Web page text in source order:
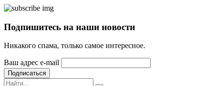
Подпишитесь на наши новости
Никакого спама, только самое интересное.
Ваш адрес e-mail
Подписаться